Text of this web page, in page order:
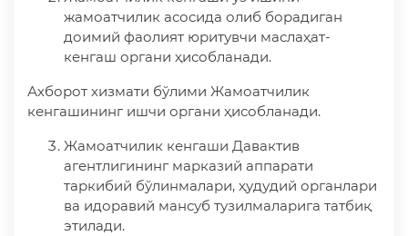
жамоатчилик асосида олиб борадиган
доимий фаолият юритувчи маслаҳат-
кенгаш органи ҳисобланади.
Ахборот хизмати бўлими Жамоатчилик
кенгашининг ишчи органи ҳисобланади.
Жамоатчилик кенгаши Давактив
агентлигининг марказий аппарати
таркибий бўлинмалари, ҳудудий органлари
ва идоравий мансуб тузилмаларига татбиқ
этилади.